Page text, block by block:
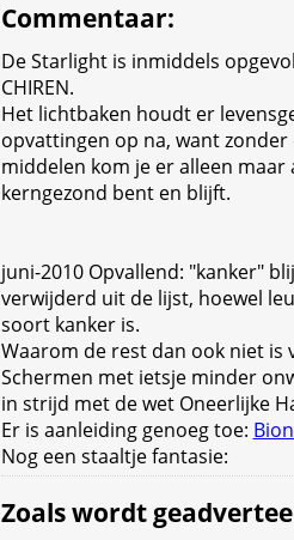
Commentaar:
De Starlight is inmiddels
CHIREN.
Het lichtbaken houdt er
opvattingen op na, want zonder
middelen kom je er alleen maar
kerngezond bent en blijft.
juni-2010 Opvallend: "kanker"
verwijderd uit de lijst, hoewel
soort kanker is.
Waarom de rest dan ook niet is
Schermen met ietsje minder
in strijd met de wet Oneerlijke
Er is aanleiding genoeg toe:
Nog een staaltje fantasie:
Zoals wordt